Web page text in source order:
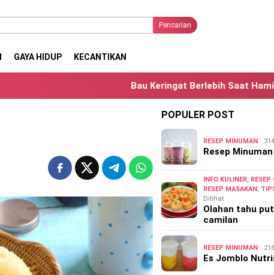
Pencarian
GAYA HIDUP KECANTIKAN
Bau Keringat Berlebih Saat Hamil
POPULER POST
RESEP MINUMAN
Resep
INFO KULINER,
RESEP MASAKAN,
Dilihat
Olahan tahu
camilan
RESEP MINUMAN
Es Jomblo